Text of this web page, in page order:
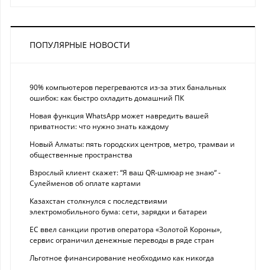
ПОПУЛЯРНЫЕ НОВОСТИ
90% компьютеров перегреваются из-за этих банальных
ошибок: как быстро охладить домашний ПК
Новая функция WhatsApp может навредить вашей
приватности: что нужно знать каждому
Новый Алматы: пять городских центров, метро, трамваи и
общественные пространства
Взрослый клиент скажет: “Я ваш QR-шмюар не знаю“ -
Сулейменов об оплате картами
Казахстан столкнулся с последствиями
электромобильного бума: сети, зарядки и батареи
ЕС ввел санкции против оператора «Золотой Короны»,
сервис ограничил денежные переводы в ряде стран
Льготное финансирование необходимо как никогда